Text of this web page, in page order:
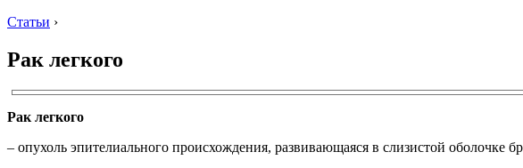
Статьи ›
Рак легкого
Рак легкого
– опухоль эпителиального происхождения, развивающаяся в слизистой оболочке